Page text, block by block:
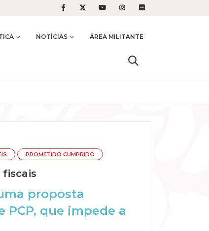
NOTÍCIAS ÁREA MILITANTE
PROMETIDO CUMPRIDO
proposta
PCP, que impede a